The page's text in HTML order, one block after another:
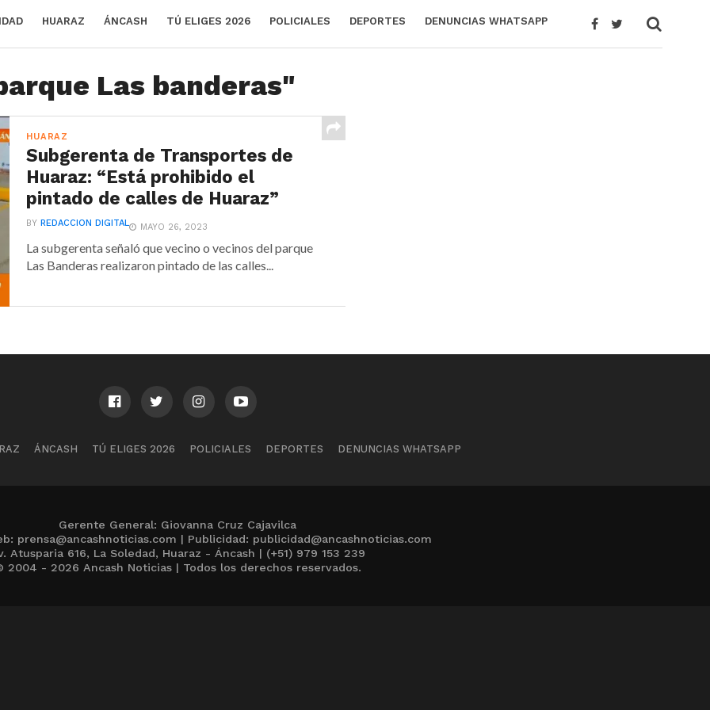
HUARAZ ÁNCASH TÚ ELIGES 2026 POLICIALES DEPORTES DENUNCIAS WHATSAPP
Las banderas"
HUARAZ
Subgerenta de Transportes de
Huaraz: “Está prohibido el
pintado de calles de Huaraz”
BYREDACCION DIGITAL MAYO 26, 2023
La subgerenta señaló que vecino o vecinos del parque
Las Banderas realizaron pintado de las calles...
ÁNCASH TÚ ELIGES 2026 POLICIALES DEPORTES DENUNCIAS WHATSAPP
Gerente General: Giovanna Cruz Cajavilca
prensa@ancashnoticias.com | Publicidad: publicidad@ancashnoticias.com
Atusparia 616, La Soledad, Huaraz - Áncash | (+51) 979 153 239
2004 - 2026 Ancash Noticias | Todos los derechos reservados.